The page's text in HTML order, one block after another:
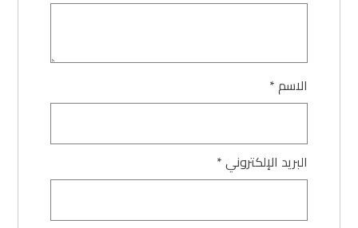
الاسم*
البريد الإلكتروني*